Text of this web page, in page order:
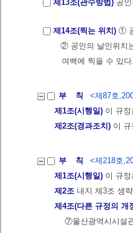
제13조(관수방법) 공
제14조(찍는 위치) ①
② 공인의 날인위치
여백에 찍을 수 있다.
부 칙
<제87호
제1조(시행일) 이 규
제2조(경과조치) 이
부 칙
<제218호
제1조(시행일) 이 규
제2조 내지 제3조 생략
제4조(다른 규정의 개
⑦울산광역시시설